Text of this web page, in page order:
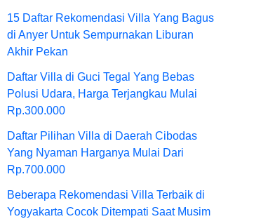
15 Daftar Rekomendasi Villa Yang Bagus
di Anyer Untuk Sempurnakan Liburan
Akhir Pekan
Daftar Villa di Guci Tegal Yang Bebas
Polusi Udara, Harga Terjangkau Mulai
Rp.300.000
Daftar Pilihan Villa di Daerah Cibodas
Yang Nyaman Harganya Mulai Dari
Rp.700.000
Beberapa Rekomendasi Villa Terbaik di
Yogyakarta Cocok Ditempati Saat Musim